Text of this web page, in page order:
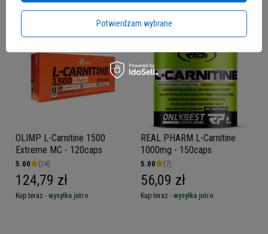
OLIMP L-Carnitine 1500
Extreme MC - 120caps
5.00 (24)
124,79 zł
Kup teraz - wysyłka jutro
REAL PHARM L-Carnitine
1000mg - 150caps
5.00 (7)
56,09 zł
Kup teraz - wysyłka jutro
Potwierdzam wybrane